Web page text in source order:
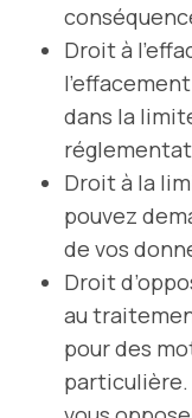
Droit à
dans la
Droit à la
pouvez
de vos
Droit
au
pour des
particulière.